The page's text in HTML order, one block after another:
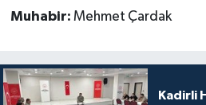
Muhabir: Mehmet Çardak
Kadirli